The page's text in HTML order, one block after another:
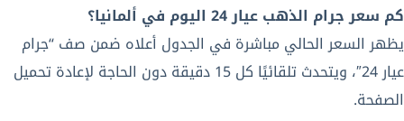
كم سعر جرام الذهب عيار 24 اليوم في ألمانيا؟
يظهر السعر الحالي مباشرة في الجدول أعلاه ضمن صف “جرام
عيار 24″، ويتحدث تلقائيًا كل 15 دقيقة دون الحاجة لإعادة تحميل
الصفحة.